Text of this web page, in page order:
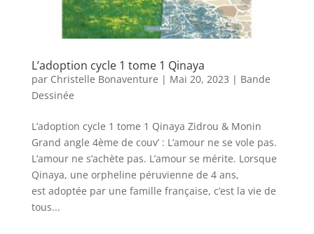
L’adoption cycle 1 tome 1 Qinaya
par Christelle Bonaventure | Mai 20, 2023 | Bande
Dessinée
L’adoption cycle 1 tome 1 Qinaya Zidrou & Monin
Grand angle 4ème de couv’ : L’amour ne se vole pas.
L’amour ne s’achète pas. L’amour se mérite. Lorsque
Qinaya, une orpheline péruvienne de 4 ans,
est adoptée par une famille française, c’est la vie de
tous...